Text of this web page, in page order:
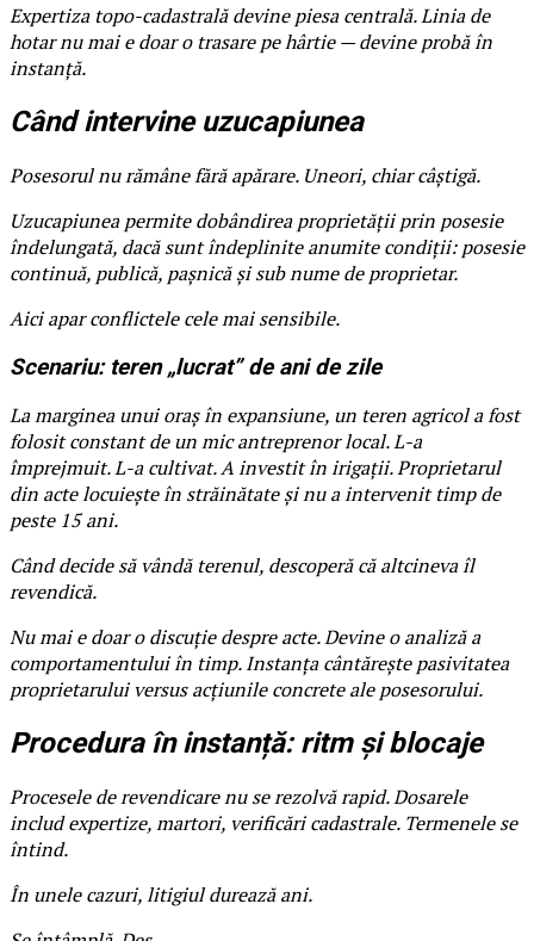
Expertiza topo-cadastrală devine piesa centrală. Linia de
hotar nu mai e doar o trasare pe hârtie — devine probă în
instanță.
Când intervine uzucapiunea
Posesorul nu rămâne fără apărare. Uneori, chiar câștigă.
Uzucapiunea permite dobândirea proprietății prin posesie
îndelungată, dacă sunt îndeplinite anumite condiții: posesie
continuă, publică, pașnică și sub nume de proprietar.
Aici apar conflictele cele mai sensibile.
Scenariu: teren „lucrat” de ani de zile
La marginea unui oraș în expansiune, un teren agricol a fost
folosit constant de un mic antreprenor local. L-a
împrejmuit. L-a cultivat. A investit în irigații. Proprietarul
din acte locuiește în străinătate și nu a intervenit timp de
peste 15 ani.
Când decide să vândă terenul, descoperă că altcineva îl
revendică.
Nu mai e doar o discuție despre acte. Devine o analiză a
comportamentului în timp. Instanța cântărește pasivitatea
proprietarului versus acțiunile concrete ale posesorului.
Procedura în instanță: ritm și blocaje
Procesele de revendicare nu se rezolvă rapid. Dosarele
includ expertize, martori, verificări cadastrale. Termenele se
întind.
În unele cazuri, litigiul durează ani.